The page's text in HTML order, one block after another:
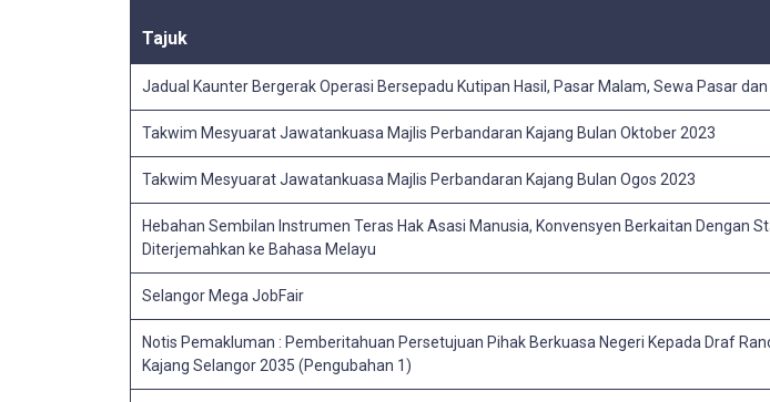
Tajuk
Jadual Kaunter Bergerak Operasi Bersepadu Kutipan Hasil, Pasar Malam, Sewa Pasar
Takwim Mesyuarat Jawatankuasa Majlis Perbandaran Kajang Bulan Oktober 2023
Takwim Mesyuarat Jawatankuasa Majlis Perbandaran Kajang Bulan Ogos 2023
Hebahan Sembilan Instrumen Teras Hak Asasi Manusia, Konvensyen Berkaitan Dengan
Diterjemahkan ke Bahasa Melayu
Selangor Mega JobFair
Notis Pemakluman : Pemberitahuan Persetujuan Pihak Berkuasa Negeri Kepada Draf
Kajang Selangor 2035 (Pengubahan 1)